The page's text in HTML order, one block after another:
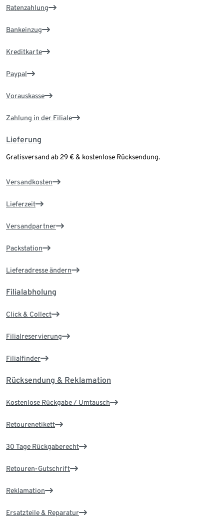
Ratenzahlung
Bankeinzug
Kreditkarte
Paypal
Vorauskasse
Zahlung in der Filiale
Lieferung
Gratisversand ab 29 € & kostenlose Rücksendung.
Versandkosten
Lieferzeit
Versandpartner
Packstation
Lieferadresse ändern
Filialabholung
Click & Collect
Filialreservierung
Filialfinder
Rücksendung & Reklamation
Kostenlose Rückgabe / Umtausch
Retourenetikett
30 Tage Rückgaberecht
Retouren-Gutschrift
Reklamation
Ersatzteile & Reparatur